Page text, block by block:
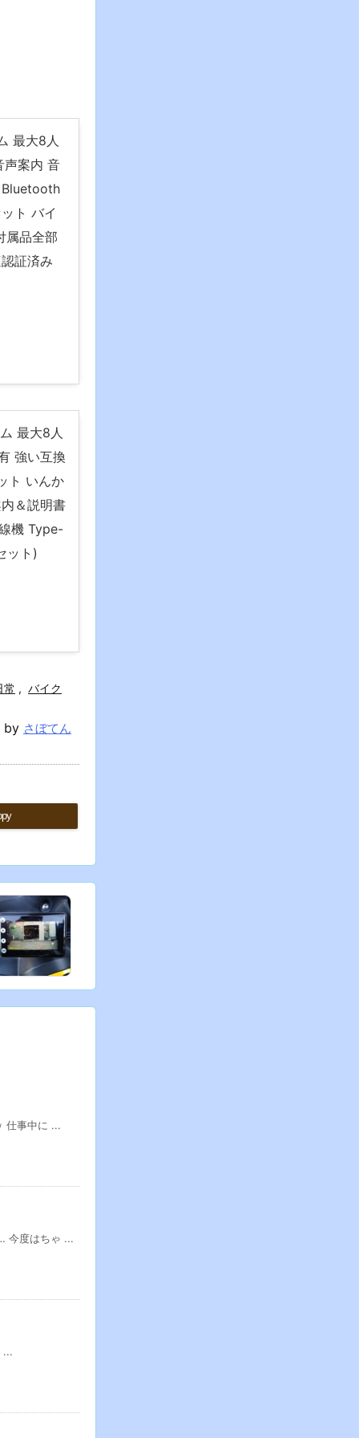
最大8人
声案内 音
Bluetooth
ト バイ
属品全部
証済み
最大8人
強い互換
ト いんか
＆説明書
機 Type-
ット)
常 , バイク
by さぼてん
仕事中に ...
今度はちゃ ...
...